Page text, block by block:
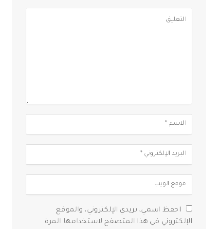
احفظ اسمي، بريدي الإلكتروني، والموقع
الإلكتروني في هذا المتصفح لاستخدامها المرة